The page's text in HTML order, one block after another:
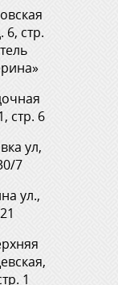
6, стр.
стр. 6
ул,
7
ул.,
1